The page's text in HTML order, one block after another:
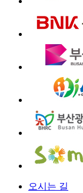
오시는 길